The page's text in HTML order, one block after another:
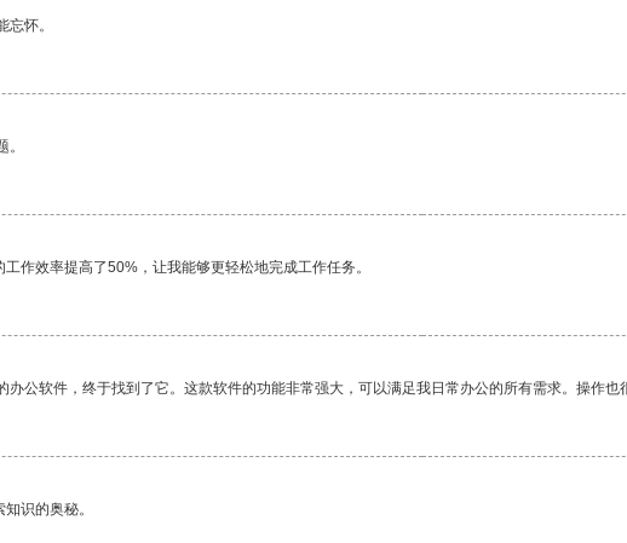
怀。
作效率提高了50%，让我能够更轻松地完成工作任务。
公软件，终于找到了它。这款软件的功能非常强大，可以满足我日常办公的所有需求。操作也
识的奥秘。